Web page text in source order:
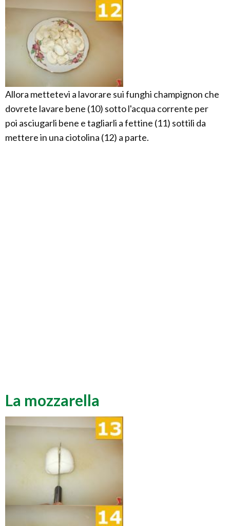
Allora mettetevi a lavorare sui funghi champignon che
dovrete lavare bene (10) sotto l'acqua corrente per
poi asciugarli bene e tagliarli a fettine (11) sottili da
mettere in una ciotolina (12) a parte.
La mozzarella